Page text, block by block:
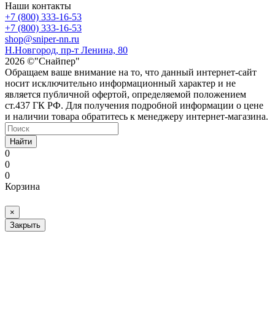
Наши контакты
+7 (800) 333-16-53
+7 (800) 333-16-53
shop@sniper-nn.ru
Н.Новгород, пр-т Ленина, 80
2026 ©"Снайпер"
Обращаем ваше внимание на то, что данный интернет-сайт
носит исключительно информационный характер и не
является публичной офертой, определяемой положением
ст.437 ГК РФ. Для получения подробной информации о цене
и наличии товара обратитесь к менеджеру интернет-магазина.
Найти
0
0
0
Корзина
×
Закрыть